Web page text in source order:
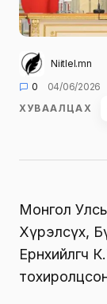
Niitlel.mn
0
04/06/2026
ХУВААЛЦАХ
Монгол
Хүрэлсүх,